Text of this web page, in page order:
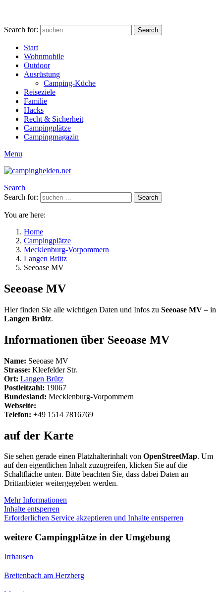
Search for: Search
Start
Wohnmobile
Outdoor
Ausrüstung
Camping-Küche
Reiseziele
Familie
Hacks
Recht & Sicherheit
Campingplätze
Campingmagazin
Menu
Search
Search for:
Search
You are here:
Home
Campingplätze
Mecklenburg-Vorpommern
Langen Brütz
Seeoase MV
Seeoase MV
Hier finden Sie alle wichtigen Daten und Infos zu Seeoase MV – in
Langen Brütz.
Informationen über Seeoase MV
Name: Seeoase MV
Strasse: Kleefelder Str.
Ort: Langen Brütz
Postleitzahl: 19067
Bundesland: Mecklenburg-Vorpommern
Webseite:
Telefon: +49 1514 7816769
auf der Karte
Sie sehen gerade einen Platzhalterinhalt von OpenStreetMap. Um
auf den eigentlichen Inhalt zuzugreifen, klicken Sie auf die
Schaltfläche unten. Bitte beachten Sie, dass dabei Daten an
Drittanbieter weitergegeben werden.
Mehr Informationen
Inhalte entsperren
Erforderlichen Service akzeptieren und Inhalte entsperren
weitere Campingplätze in der Umgebung
Irrhausen
Breitenbach am Herzberg